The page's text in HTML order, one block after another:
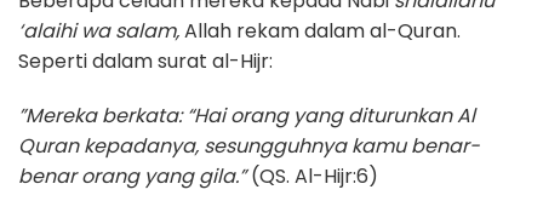
‘alaihi wa salam,Allah rekam dalam al-Quran.
Seperti dalam surat al-Hijr:
”Mereka berkata: “Hai orang yang diturunkan Al
Quran kepadanya, sesungguhnya kamu benar-
benar orang yang gila.”(QS. Al-Hijr:6)